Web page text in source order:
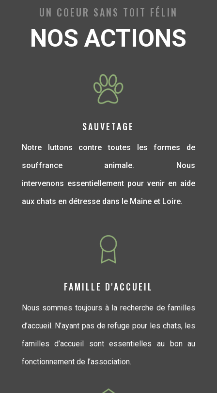
UN COEUR SANS TOIT FÉLIN
NOS ACTIONS
SAUVETAGE
Notre luttons contre toutes les formes de
souffrance animale. Nous
intervenons essentiellement pour venir en aide
aux chats en détresse dans le Maine et Loire.
FAMILLE D'ACCUEIL
Nous sommes toujours à la recherche de familles
d’accueil. N’ayant pas de refuge pour les chats, les
familles d’accueil sont essentielles au bon au
fonctionnement de l’association.